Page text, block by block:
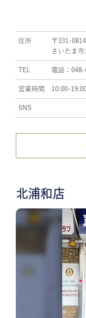
住所
〒331-0814
さいたま
TEL 電話：
営業時間 10:00-
SNS
北浦和店